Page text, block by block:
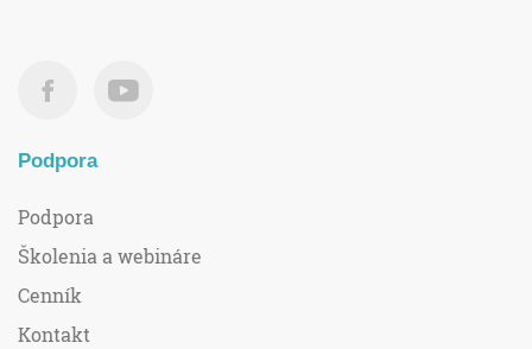
Podpora
Podpora
Školenia a webináre
Cenník
Kontakt